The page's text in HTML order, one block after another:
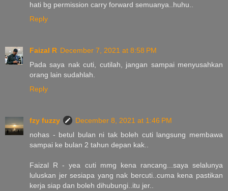
hati bg permission carry forward semuanya..huhu..
Reply
Faizal R December 7, 2021 at 8:58 PM
Pada saya nak cuti, cutilah, jangan sampai menyusahkan
orang lain sudahlah.
Reply
fzy fuzzy
December 8, 2021 at 1:46 PM
nohas - betul bulan ni tak boleh cuti langsung membawa
sampai ke bulan 2 tahun depan kak..
Faizal R - yea cuti mmg kena rancang...saya selalunya
luluskan jer sesiapa yang nak bercuti..cuma kena pastikan
kerja siap dan boleh dihubungi..itu jer..